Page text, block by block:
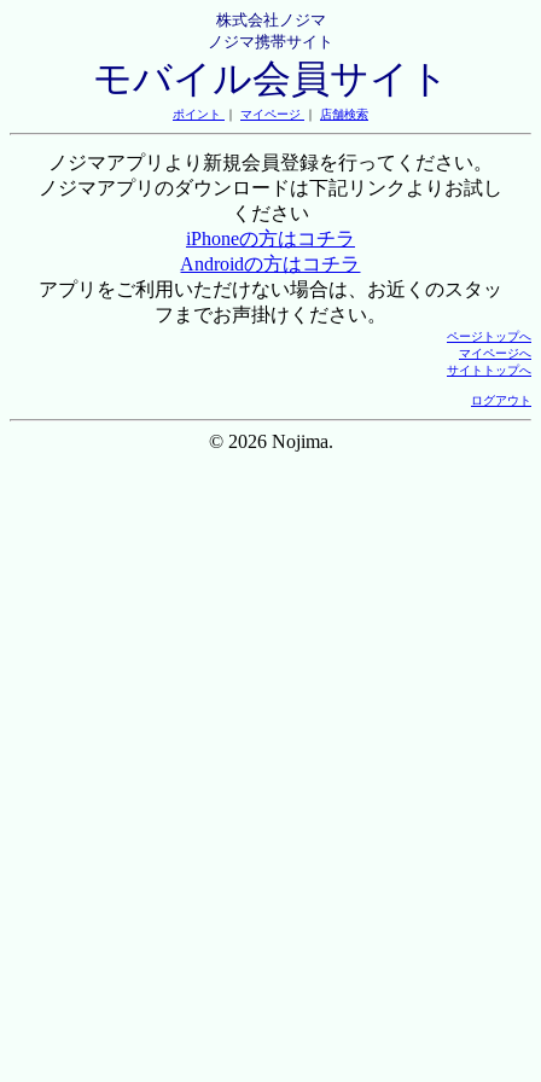
株式会社ノジマ
ノジマ携帯サイト
モバイル会員サイト
ポイント ｜ マイページ ｜ 店舗検索
ノジマアプリより新規会員登録を行ってください。
ノジマアプリのダウンロードは下記リンクよりお試し
ください
iPhoneの方はコチラ
Androidの方はコチラ
アプリをご利用いただけない場合は、お近くのスタッ
フまでお声掛けください。
ページトップへ
マイページへ
サイトトップへ
ログアウト
© 2026 Nojima.